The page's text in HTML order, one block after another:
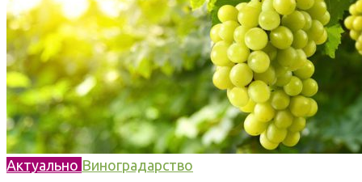
Актуально Виноградарство